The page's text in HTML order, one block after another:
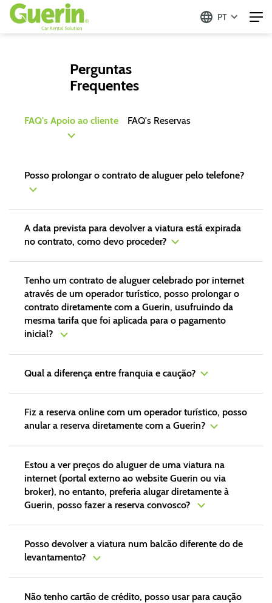
PT
Perguntas
Frequentes
FAQ's Apoio ao cliente FAQ's Reservas
Posso prolongar o contrato de aluguer pelo telefone?
A data prevista para devolver a viatura está expirada
no contrato, como devo proceder?
Tenho um contrato de aluguer celebrado por internet
através de um operador turístico, posso prolongar o
contrato diretamente com a Guerin, usufruindo da
mesma tarifa que foi aplicada para o pagamento
inicial?
Qual a diferença entre franquia e caução?
Fiz a reserva online com um operador turístico, posso
anular a reserva diretamente com a Guerin?
Estou a ver preços do aluguer de uma viatura na
internet (portal externo ao website Guerin ou via
broker), no entanto, preferia alugar diretamente à
Guerin, posso fazer a reserva convosco?
Posso devolver a viatura num balcão diferente do de
levantamento?
Não tenho cartão de crédito, posso usar para caução